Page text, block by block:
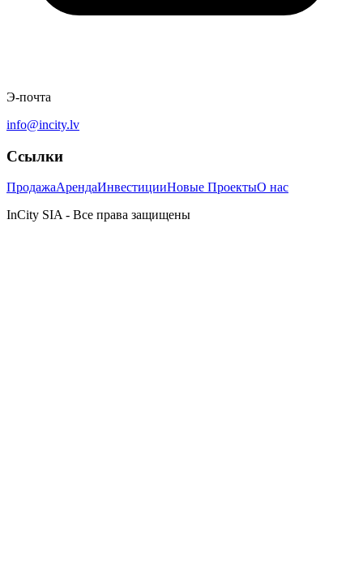
Э-почта
info@incity.lv
Ссылки
ПродажаАрендаИнвестицииНовые ПроектыО нас
InCity SIA - Все права защищены